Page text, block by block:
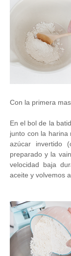
Con la primera
En el bol de la
junto con la harina
azúcar invertido
preparado y la
velocidad baja
aceite y volvemos